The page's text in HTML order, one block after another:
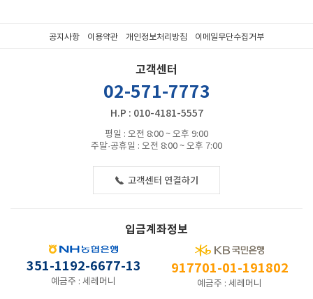
공지사항 이용약관 개인정보처리방침 이메일무단수집거부
고객센터
02-571-7773
H.P : 010-4181-5557
평일 : 오전 8:00 ~ 오후 9:00
주말·공휴일 : 오전 8:00 ~ 오후 7:00
입금계좌정보
351-1192-6677-13
예금주 : 세레머니
917701-01-191802
예금주 : 세레머니